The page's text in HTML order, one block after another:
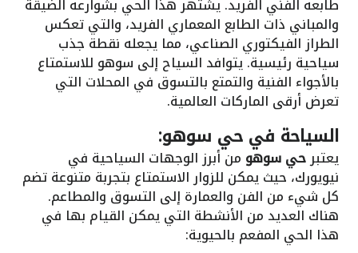
والمباني ذات الطابع المعماري الفريد، والتي تعكس
الطراز الفيكتوري الصناعي، مما يجعله نقطة جذب
سياحية رئيسية. يتوافد السياح إلى سوهو للاستمتاع
بالأجواء الفنية والتمتع بالتسوق في المحلات التي
تعرض أرقى الماركات العالمية.
السياحة في حي سوهو:
يعتبرحي سوهو من أبرز الوجهات السياحية في
نيويورك، حيث يمكن للزوار الاستمتاع بتجربة متنوعة تضم
كل شيء من الفن والعمارة إلى التسوق والمطاعم.
هناك العديد من الأنشطة التي يمكن القيام بها في
هذا الحي المفعم بالحيوية: